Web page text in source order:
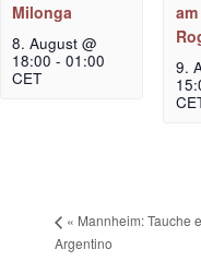
Milonga
8. August @
18:00 -01:00
CET
9.
« Mannheim: Tauche
Argentino